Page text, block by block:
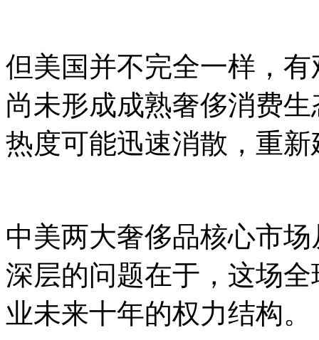
但美国并不完全一样，
尚未形成成熟奢侈消费
热度可能迅速消散，重
中美两大奢侈品核心市
深层的问题在于，这场
业未来十年的权力结构。